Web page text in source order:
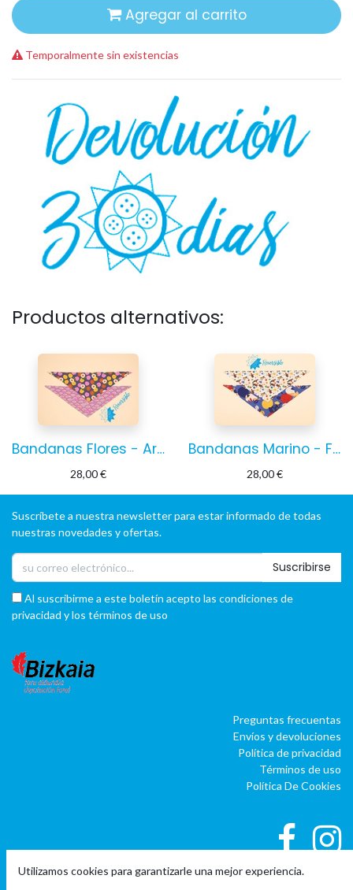
Agregar al carrito
Temporalmente sin existencias
Productos alternativos:
Bandanas Flores - Arco Iris
28,00€
Bandanas Marino - Frutas
28,00€
Suscríbete a nuestra newsletter para estar informado de todas
nuestras novedades y ofertas.
Suscribirse
Al suscribirme a este boletín acepto las condiciones de
privacidad y los términos de uso
Preguntas frecuentas
Envíos y devoluciones
Política de privacidad
Términos de uso
Política De Cookies
Utilizamos cookies para garantizarle una mejor experiencia.